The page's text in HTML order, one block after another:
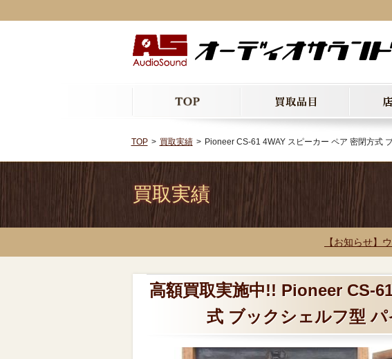
TOP 買取実績 Pioneer CS-61 4WAY スピーカー ペア 密閉方式
買取実績
【お知らせ】
高額買取実施中!! Pioneer CS-
式 ブックシェルフ型